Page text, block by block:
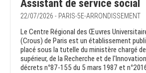
Assistant de service social
22/07/2026 - PARIS-5E-ARRONDISSEMENT
Le Centre Régional des Œuvres
(Crous) de Paris est un établissement
placé sous la tutelle du ministère chargé
supérieur, de la Recherche et de
décrets n°87-155 du 5 mars 1987 et